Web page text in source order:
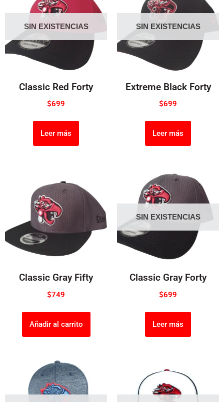
SIN EXISTENCIAS
Classic Red Forty
$699
Leer más
SIN EXISTENCIAS
Extreme Black Forty
$699
Leer más
Classic Gray Fifty
$749
Añadir al carrito
SIN EXISTENCIAS
Classic Gray Forty
$699
Leer más